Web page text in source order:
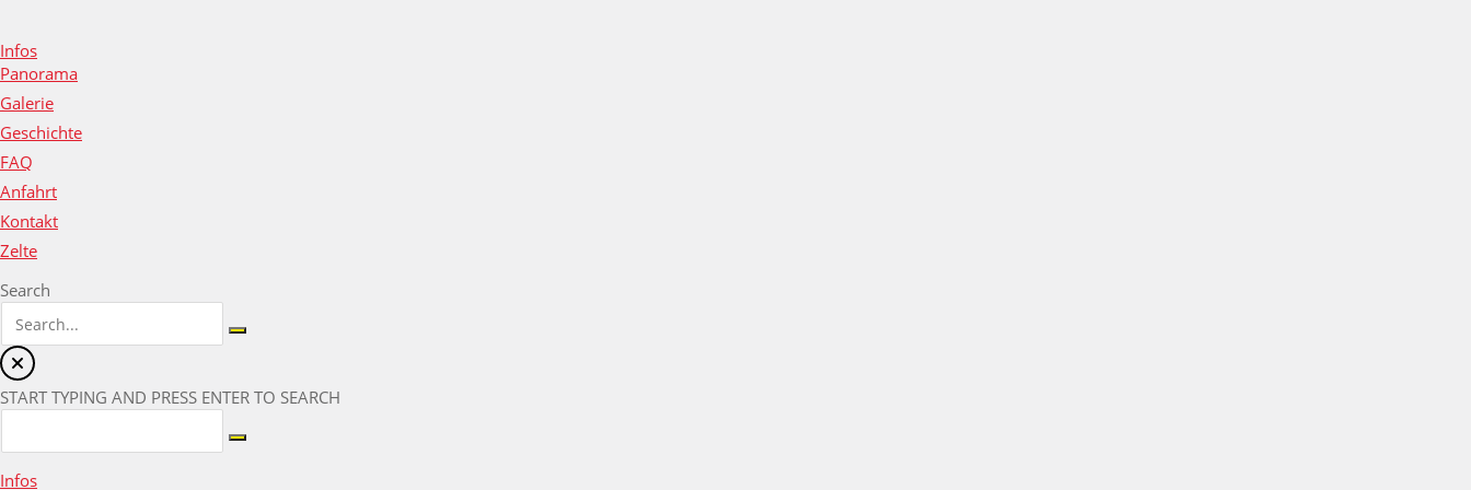
Infos
Panorama
Galerie
Geschichte
FAQ
Anfahrt
Kontakt
Zelte
Search
START TYPING AND PRESS ENTER TO SEARCH
Infos